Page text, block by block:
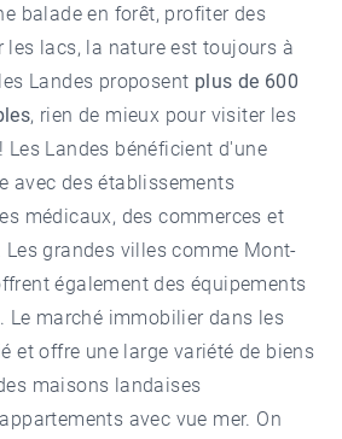
balade en forêt, profiter des
les lacs, la nature est toujours à
Landes proposent plus de 600
, rien de mieux pour visiter les
Les Landes bénéficient d'une
avec des établissements
médicaux, des commerces et
Les grandes villes comme Mont-
également des équipements
Le marché immobilier dans les
et offre une large variété de biens
maisons landaises
avec vue mer. On